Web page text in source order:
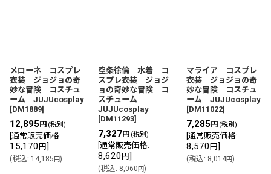
メローネ コスプレ
衣装 ジョジョの奇
妙な冒険 コスチュ
ーム JUJUcosplay
[DM1889]
12,895 円 (税別)
通常販売価格:
15,170 円]
(税込: 14,185円)
空条徐倫 水着 コ
スプレ衣装 ジョジ
ョの奇妙な冒険 コ
スチューム
JUJUcosplay
[DM11293]
7,327円 (税別)
通常販売価格:
8,620 円]
(税込: 8,060円)
マライア コスプレ
衣装 ジョジョの奇
妙な冒険 コスチュ
ーム JUJUcosplay
[DM11022]
7,285 円 (税別)
通常販売価格:
8,570 円]
(税込: 8,014円)